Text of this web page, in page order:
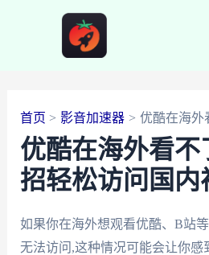
首页 影音加速器 优酷在海外
优酷在海外看不
招轻松访问国内
如果你在海外想观看优酷、B站
无法访问,这种情况可能会让你感